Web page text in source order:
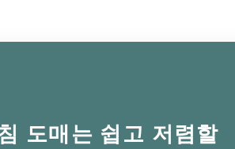
도매는 쉽고 저렴할